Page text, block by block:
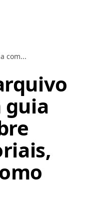
com...
guia